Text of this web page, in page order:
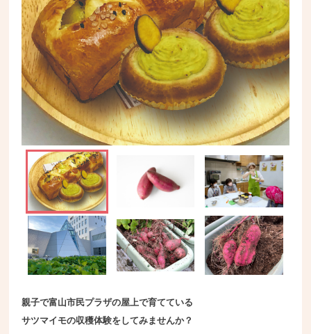
親子で富山市民プラザの屋上で育てている
サツマイモの収穫体験をしてみませんか？